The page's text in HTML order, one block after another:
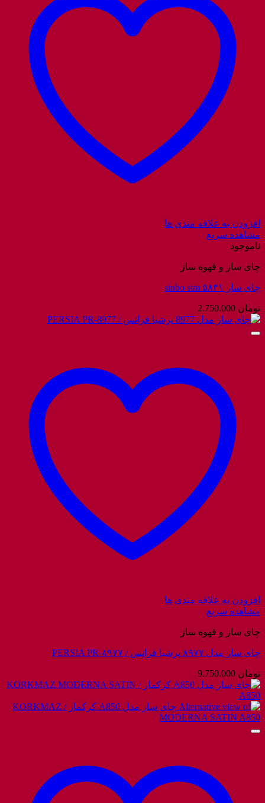
افزودن به علاقه مندی ها
مشاهده سریع
ناموجود
چای ساز و قهوه ساز
چای ساز sinbo stm ۵۸۳۱
تومان
افزودن به علاقه مندی ها
مشاهده سریع
چای ساز و قهوه ساز
چای ساز مدل ۸۹۷۷ پرشیا فرانس / PERSIA PR-۸۹۷۷
تومان